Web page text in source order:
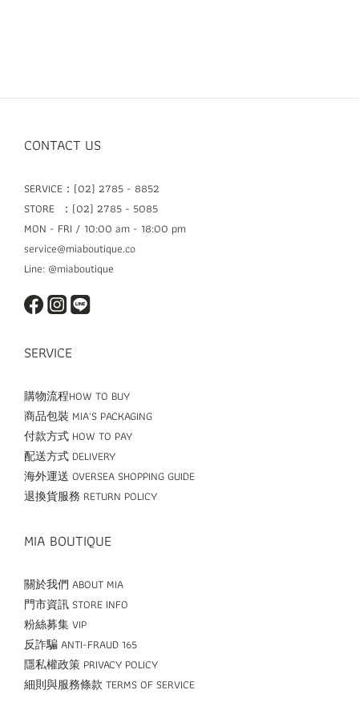
CONTACT US
SERVICE：(02) 2785 - 8852
STORE ：(02) 2785 - 5085
MON - FRI / 10:00 am - 18:00 pm
service@miaboutique.co
Line: @miaboutique
SERVICE
購物流程HOW TO BUY
商品包裝 MIA'S PACKAGING
付款方式 HOW TO PAY
配送方式 DELIVERY
海外運送 OVERSEA SHOPPING GUIDE
退換貨服務 RETURN POLICY
MIA BOUTIQUE
關於我們 ABOUT MIA
門市資訊 STORE INFO
粉絲募集 VIP
反詐騙 ANTI-FRAUD 165
隱私權政策 PRIVACY POLICY
細則與服務條款 TERMS OF SERVICE